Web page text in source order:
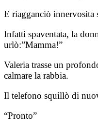
E riagganciò innervosita
Infatti spaventata, la
urlò:”Mamma!”
Valeria trasse un
calmare la rabbia.
Il telefono squillò di
“Pronto”